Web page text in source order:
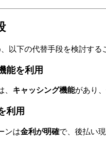
以下の代替手段を検討する
能を利用
キャッシング機能があり
利用
ンは金利が明確で、後払い